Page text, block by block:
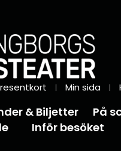
Min sida
& Biljetter
På
Inför besöket